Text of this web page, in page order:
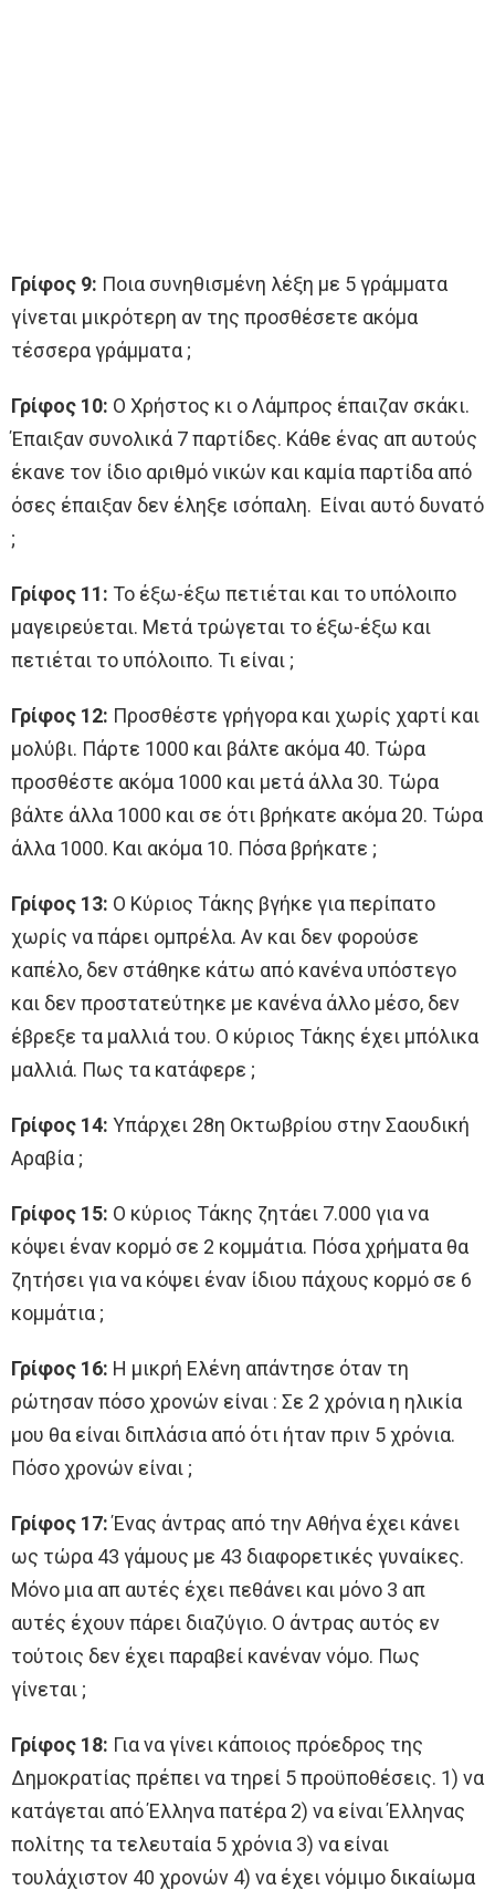
Γρίφος 9: Ποια συνηθισμένη λέξη με 5 γράμματα
γίνεται μικρότερη αν της προσθέσετε ακόμα
τέσσερα γράμματα ;
Γρίφος 10: Ο Χρήστος κι ο Λάμπρος έπαιζαν σκάκι.
Έπαιξαν συνολικά 7 παρτίδες. Κάθε ένας απ αυτούς
έκανε τον ίδιο αριθμό νικών και καμία παρτίδα από
όσες έπαιξαν δεν έληξε ισόπαλη. Είναι αυτό δυνατό
;
Γρίφος 11: Το έξω-έξω πετιέται και το υπόλοιπο
μαγειρεύεται. Μετά τρώγεται το έξω-έξω και
πετιέται το υπόλοιπο. Τι είναι ;
Γρίφος 12: Προσθέστε γρήγορα και χωρίς χαρτί και
μολύβι. Πάρτε 1000 και βάλτε ακόμα 40. Τώρα
προσθέστε ακόμα 1000 και μετά άλλα 30. Τώρα
βάλτε άλλα 1000 και σε ότι βρήκατε ακόμα 20. Τώρα
άλλα 1000. Και ακόμα 10. Πόσα βρήκατε ;
Γρίφος 13: Ο Κύριος Τάκης βγήκε για περίπατο
χωρίς να πάρει ομπρέλα. Αν και δεν φορούσε
καπέλο, δεν στάθηκε κάτω από κανένα υπόστεγο
και δεν προστατεύτηκε με κανένα άλλο μέσο, δεν
έβρεξε τα μαλλιά του. Ο κύριος Τάκης έχει μπόλικα
μαλλιά. Πως τα κατάφερε ;
Γρίφος 14: Υπάρχει 28η Οκτωβρίου στην Σαουδική
Αραβία ;
Γρίφος 15: Ο κύριος Τάκης ζητάει 7.000 για να
κόψει έναν κορμό σε 2 κομμάτια. Πόσα χρήματα θα
ζητήσει για να κόψει έναν ίδιου πάχους κορμό σε 6
κομμάτια ;
Γρίφος 16: Η μικρή Ελένη απάντησε όταν τη
ρώτησαν πόσο χρονών είναι : Σε 2 χρόνια η ηλικία
μου θα είναι διπλάσια από ότι ήταν πριν 5 χρόνια.
Πόσο χρονών είναι ;
Γρίφος 17:Ένας άντρας από την Αθήνα έχει κάνει
ως τώρα 43 γάμους με 43 διαφορετικές γυναίκες.
Μόνο μια απ αυτές έχει πεθάνει και μόνο 3 απ
αυτές έχουν πάρει διαζύγιο. Ο άντρας αυτός εν
τούτοις δεν έχει παραβεί κανέναν νόμο. Πως
γίνεται ;
Γρίφος 18: Για να γίνει κάποιος πρόεδρος της
Δημοκρατίας πρέπει να τηρεί 5 προϋποθέσεις. 1) να
κατάγεται από Έλληνα πατέρα 2) να είναι Έλληνας
πολίτης τα τελευταία 5 χρόνια 3) να είναι
τουλάχιστον 40 χρονών 4) να έχει νόμιμο δικαίωμα